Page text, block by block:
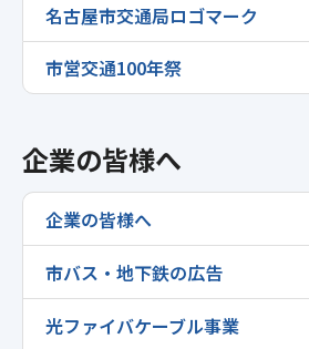
名古屋市交通局ロゴマーク
市営交通100年祭
企業の皆様へ
企業の皆様へ
市バス・地下鉄の広告
光ファイバケーブル事業